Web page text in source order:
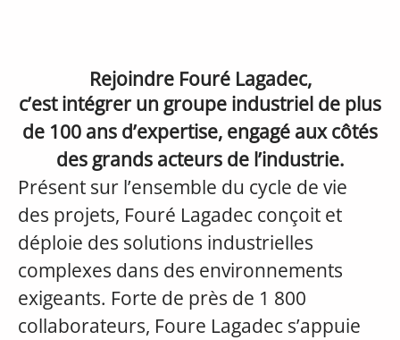
Rejoindre Fouré Lagadec,
c’est intégrer un groupe industriel de plus
de 100 ans d’expertise, engagé aux côtés
des grands acteurs de l’industrie.
Présent sur l’ensemble du cycle de vie
des projets, Fouré Lagadec conçoit et
déploie des solutions industrielles
complexes dans des environnements
exigeants. Forte de près de 1 800
collaborateurs, Foure Lagadec s’appuie